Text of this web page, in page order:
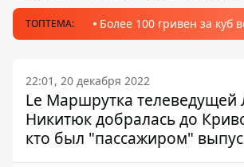
ТОПТЕМА: Более 100 гривен за
22:01, 20 декабря 2022
Le Маршрутка телеведущей
Никитюк добралась до
кто был "пассажиром"